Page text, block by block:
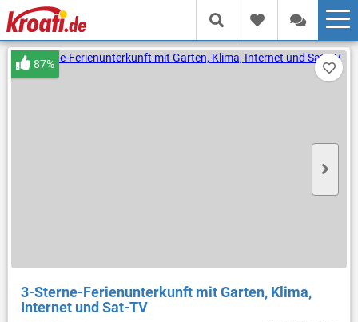
3-Sterne-Ferienunterkunft mit Garten, Klima,
Internet und Sat-TV
87%